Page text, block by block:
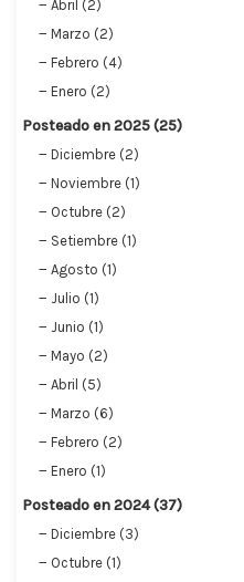
Abril (2)
Marzo (2)
Febrero (4)
Enero (2)
Posteado en 2025 (25)
Diciembre (2)
Noviembre (1)
Octubre (2)
Setiembre (1)
Agosto (1)
Julio (1)
Junio (1)
Mayo (2)
Abril (5)
Marzo (6)
Febrero (2)
Enero (1)
Posteado en 2024 (37)
Diciembre (3)
Octubre (1)